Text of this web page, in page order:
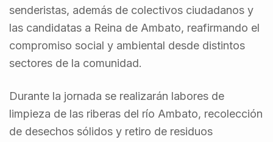
senderistas, además de colectivos ciudadanos y
las candidatas a Reina de Ambato, reafirmando el
compromiso social y ambiental desde distintos
sectores de la comunidad.
Durante la jornada se realizarán labores de
limpieza de las riberas del río Ambato, recolección
de desechos sólidos y retiro de residuos